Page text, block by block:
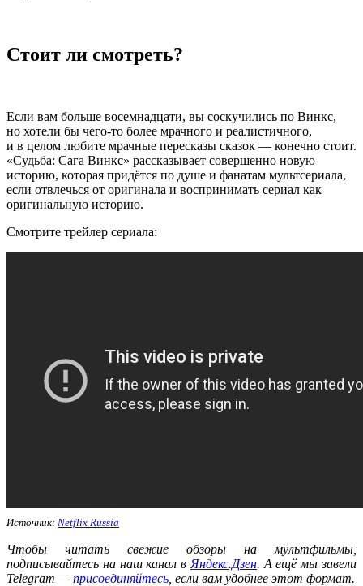
Стоит ли смотреть?
Если вам больше восемнадцати, вы соскучились по Винкс,
но хотели бы чего-то более мрачного и реалистичного,
и в целом любите мрачные пересказы сказок — конечно стоит.
«Судьба: Сага Винкс» рассказывает совершенно новую
историю, которая придётся по душе и фанатам мультсериала,
если отвлечься от оригинала и воспринимать сериал как
оригинальную историю.
Смотрите трейлер сериала:
Источник: Netflix Russia
Чтобы читать свежие обзоры на мультфильмы,
подписывайтесь на наш канал в Яндекс.Дзен. А ещё мы завели
Telegram — присоединяйтесь , если вам удобнее этот формат.